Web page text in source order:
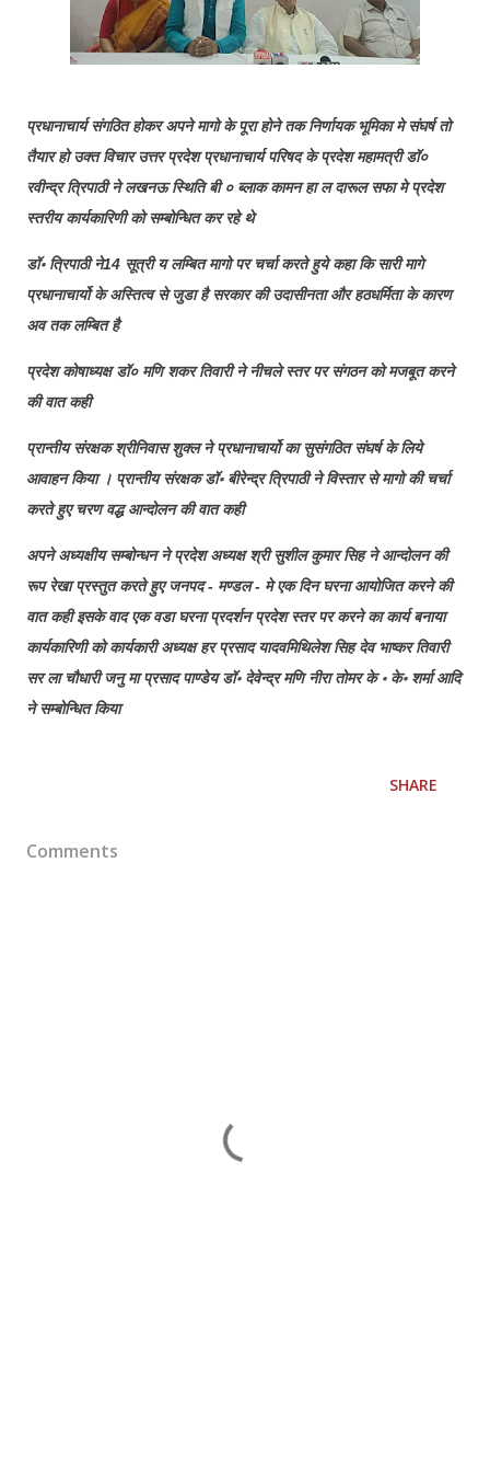
प्रधानाचार्य संगठित होकर अपने मागो के पूरा होने तक निर्णायक भूमिका मे संघर्ष तो
तैयार हो उक्त विचार उत्तर प्रदेश प्रधानाचार्य परिषद के प्रदेश महामत्री डॉ०
रवीन्द्र त्रिपाठी ने लखनऊ स्थिति बी ० ब्लाक कामन हा ल दारूल सफा मे प्रदेश
स्तरीय कार्यकारिणी को सम्बोन्धित कर रहे थे
डॉ॰ त्रिपाठी ने14 सूत्री य लम्बित मागो पर चर्चा करते हुये कहा कि सारी मागे
प्रधानाचार्यो के अस्तित्व से जुडा है सरकार की उदासीनता और हठधर्मिता के कारण
अव तक लम्बित है
प्रदेश कोषाध्यक्ष डॉ० मणि शकर तिवारी ने नीचले स्तर पर संगठन को मजबूत करने
की वात कही
प्रान्तीय संरक्षक श्रीनिवास शुक्ल ने प्रधानाचार्यो का सुसंगठित संघर्ष के लिये
आवाहन किया । प्रान्तीय संरक्षक डॉ॰ बीरेन्द्र त्रिपाठी ने विस्तार से मागो की चर्चा
करते हुए चरण वद्ध आन्दोलन की वात कही
अपने अध्यक्षीय सम्बोन्धन ने प्रदेश अध्यक्ष श्री सुशील कुमार सिह ने आन्दोलन की
रूप रेखा प्रस्तुत करते हुए जनपद - मण्डल - मे एक दिन घरना आयोजित करने की
वात कही इसके वाद एक वडा घरना प्रदर्शन प्रदेश स्तर पर करने का कार्य बनाया
कार्यकारिणी को कार्यकारी अध्यक्ष हर प्रसाद यादवमिथिलेश सिह देव भाष्कर तिवारी
सर ला चौधारी जनु मा प्रसाद पाण्डेय डॉ॰ देवेन्द्र मणि नीरा तोमर के ॰ के॰ शर्मा आदि
ने सम्बोन्धित किया
SHARE
Comments